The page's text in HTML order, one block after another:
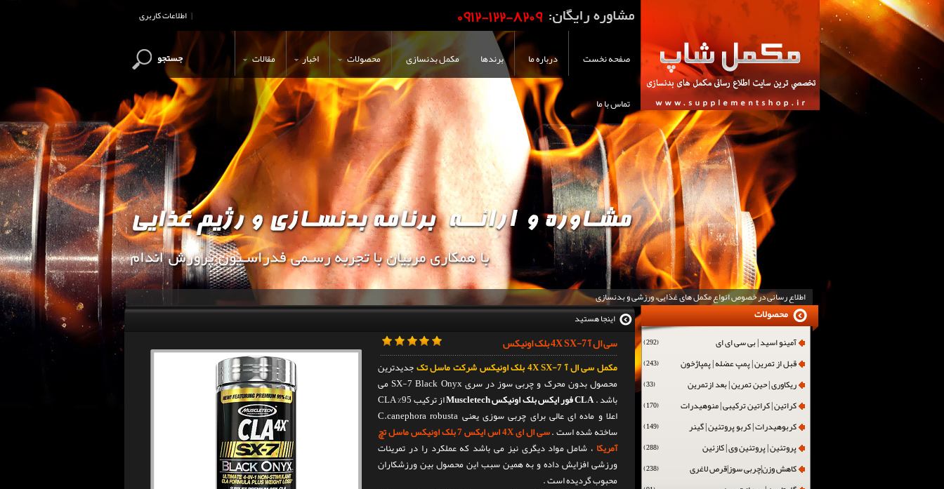
اطلاعات کاربری |
صفحه نخست درباره ما برندها مکمل بدنسازی محصولات اخبار مقالات
تماس با ما
جستجو
اطلاع رسانی در خصوص انواع مکمل های غذایی، ورزشی و بدنسازی
این وب سایت جهت اطلاع رسانی و
اینجا هستید
سی ال آ 4X SX-7 بلک اونیکس
مکمل سی ال آ 4X SX-7 بلک اونیکس شرکت ماسل تک
جدیدترین
محصول بدون محرک و چربی سوز در سری SX-7 Black Onyx می
باشد .CLA فور ایکس بلک اونیکس Muscletech
از ترکیب 95% CLA
اعلا و ماده ای عالی برای چربی سوزی یعنی C.canephora robusta
ساخته شده است .
سی ال ای 4X اس ایکس 7 بلک اونیکس ماسل تچ
آمریکا ، شامل مواد دیگری نیز می باشد که عملکرد را در تمرینات
ورزشی افزایش داده و به همین سبب این محصول بین ورزشکاران
محبوب گردیده است .
آمینو اسید | بی سی ای ای (292)
قبل از تمرین | پمپ عضله | پمپاژخون (243)
ریکاوری | حین تمرین | بعد ازتمرین (33)
کراتین | کراتین ترکیبی | منوهیدرات (170)
کربوهیدرات | کربو پروتئین | گینر (149)
پروتئین | پروتئین وی | کازئین (288)
کاهش وزن|چربی سوز|قرص لاغری (238)
محصولات